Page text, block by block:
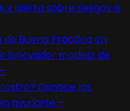
y alerta sobre riesgos a
Buena Práctica en
innovador modelo de
Conoce los
ayudarte –